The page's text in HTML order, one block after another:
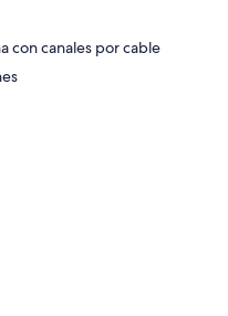
con canales por cable